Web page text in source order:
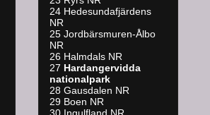
24 Hedesundafjärdens
NR
25 Jordbärsmuren-Ålbo
NR
26 Halmdals NR
27 Hardangervidda
nationalpark
28 Gausdalen NR
29 Boen NR
30 Ingulfland NR